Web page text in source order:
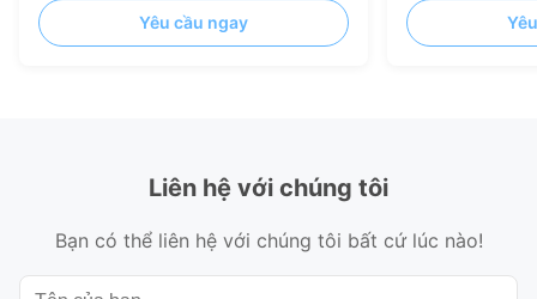
Yêu cầu ngay
Liên hệ với chúng tôi
Bạn có thể liên hệ với chúng tôi bất cứ lúc nào!